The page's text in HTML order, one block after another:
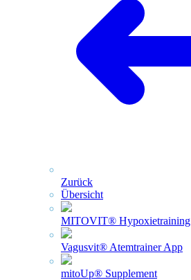
Zurück
Übersicht
MITOVIT® Hypoxietraining
Vagusvit® Atemtrainer App
mitoUp® Supplement